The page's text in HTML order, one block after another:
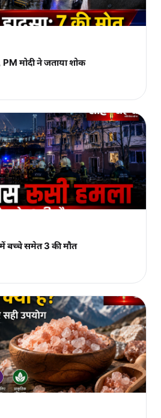
मोदी ने जताया शोक
बच्चे समेत 3 की मौत